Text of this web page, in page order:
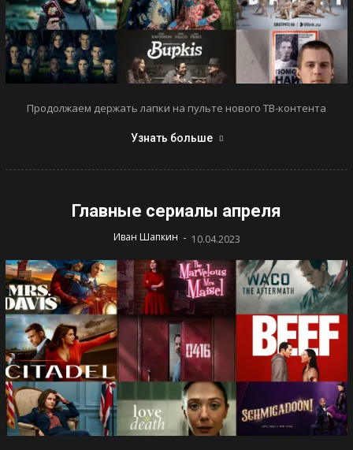
Продолжаем держать лапки на пульте нового ТВ-контента
Узнать больше
Главные сериалы апреля
Иван Шапкин - 10.04.2023